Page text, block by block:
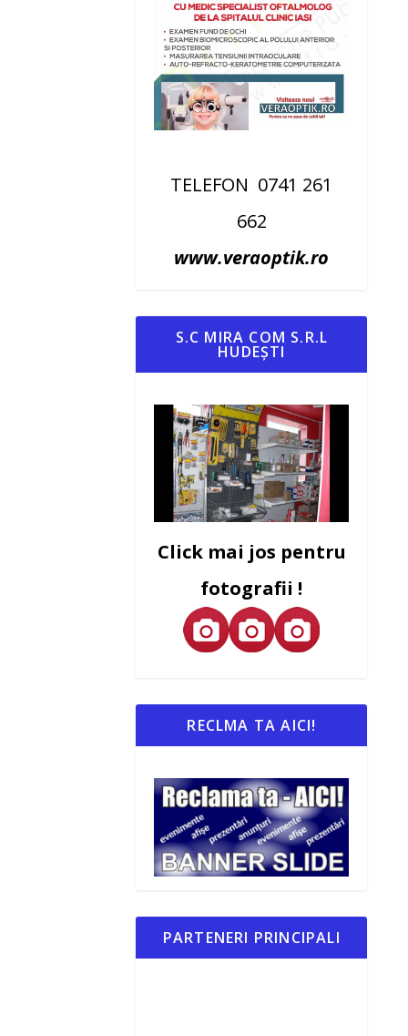
TELEFON 0741 261
662
www.veraoptik.ro
S.C MIRA COM S.R.L
HUDEȘTI
Click mai jos pentru
fotografii !
RECLMA TA AICI!
PARTENERI PRINCIPALI